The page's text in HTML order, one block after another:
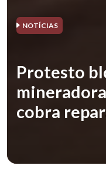
NOTÍCIAS
Protesto
cobra